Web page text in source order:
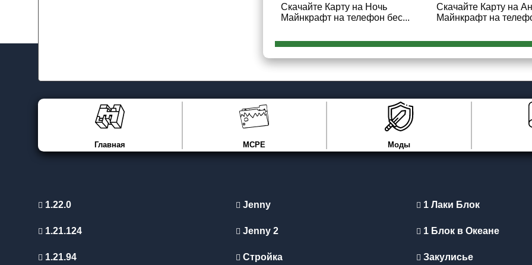
Скачайте Карту на Ночь
Майнкрафт на телефон бес...
Скачайте Карту на
Майнкрафт на
Главная MCPE Моды
1.22.0
1.21.124
1.21.94
Jenny
Jenny 2
Стройка
1 Лаки Блок
1 Блок в Океане
Закулисье